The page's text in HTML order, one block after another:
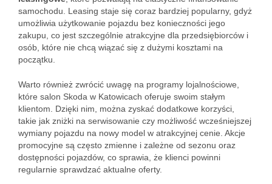
samochodu. Leasing staje się coraz bardziej popularny, gdyż
umożliwia użytkowanie pojazdu bez konieczności jego
zakupu, co jest szczególnie atrakcyjne dla przedsiębiorców i
osób, które nie chcą wiązać się z dużymi kosztami na
początku.
Warto również zwrócić uwagę na programy lojalnościowe,
które salon Skoda w Katowicach oferuje swoim stałym
klientom. Dzięki nim, można zyskać dodatkowe korzyści,
takie jak zniżki na serwisowanie czy możliwość wcześniejszej
wymiany pojazdu na nowy model w atrakcyjnej cenie. Akcje
promocyjne są często zmienne i zależne od sezonu oraz
dostępności pojazdów, co sprawia, że klienci powinni
regularnie sprawdzać aktualne oferty.